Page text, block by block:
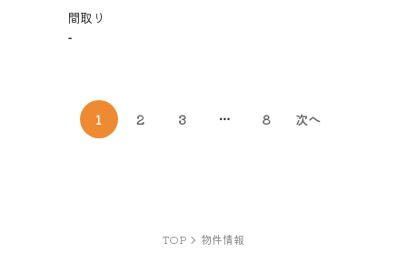
間取り
-
1 2 3 … 8 次へ
TOP 物件情報